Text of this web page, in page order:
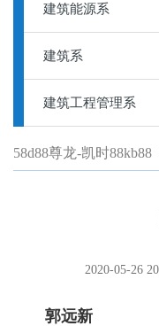
建筑能源系
建筑系
建筑工程管理系
58d88尊龙-凯时88kb88
2020-05-26
郭远新